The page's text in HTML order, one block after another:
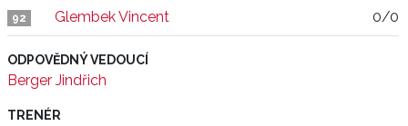
92 Glembek Vincent 0/0
ODPOVĚDNÝ VEDOUCÍ
Berger Jindřich
TRENÉR